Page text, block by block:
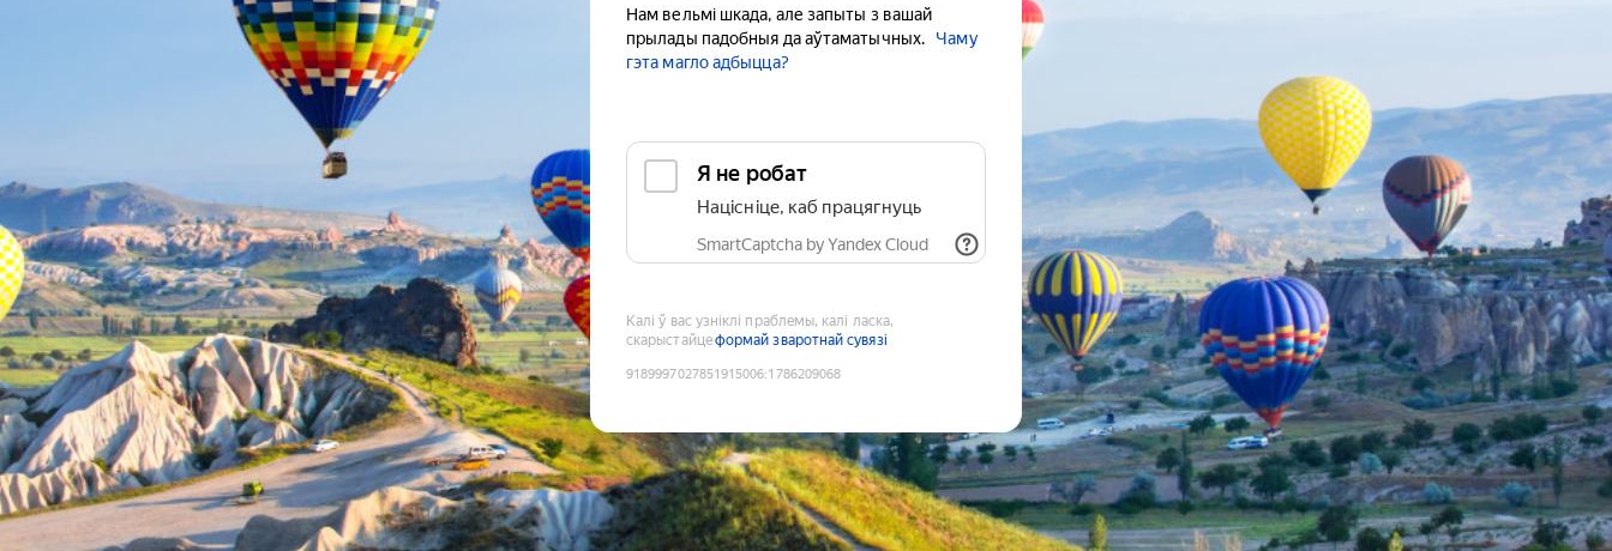
Нам вельмі шкада, але запыты з вашай
прылады падобныя да аўтаматычных.
Чаму
гэта магло адбыцца?
Я не робат
Націсніце, каб працягнуць
SmartCaptcha by Yandex Cloud
Калі ў вас узніклі праблемы, калі ласка,
скарыстайцеформай зваротнай сувязі
9189997027851915006:1786209068